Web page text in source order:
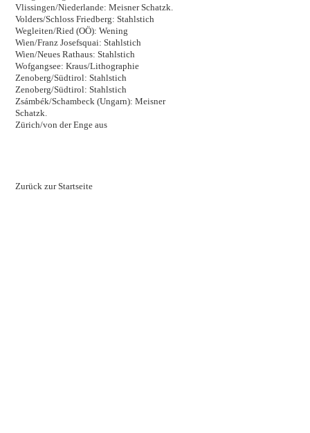
Vlissingen/Niederlande: Meisner Schatzk.
Volders/Schloss Friedberg: Stahlstich
Wegleiten/Ried (OÖ): Wening
Wien/Franz Josefsquai: Stahlstich
Wien/Neues Rathaus: Stahlstich
Wofgangsee: Kraus/Lithographie
Zenoberg/Südtirol: Stahlstich
Zenoberg/Südtirol: Stahlstich
Zsámbék/Schambeck (Ungarn): Meisner
Schatzk.
Zürich/von der Enge aus
Zurück zur Startseite